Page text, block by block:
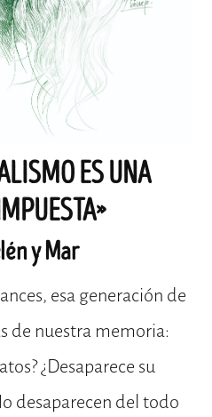
ES UNA
y Mar
esa generación de
de nuestra memoria:
¿Desaparece su
desaparecen del todo